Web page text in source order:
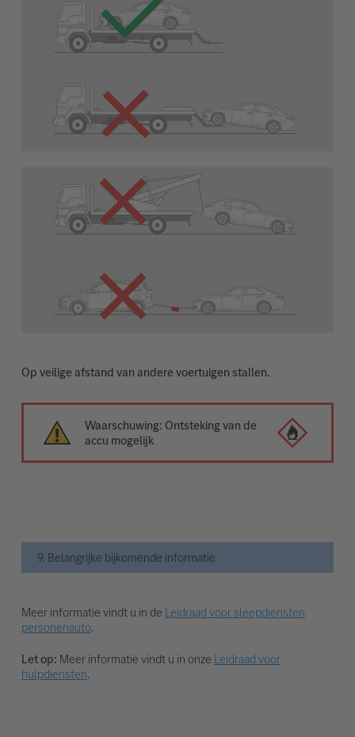
Op veilige afstand van andere voertuigen stallen.
Waarschuwing: Ontsteking van de
accu mogelijk
9. Belangrijke bijkomende informatie
Meer informatie vindt u in de Leidraad voor sleepdiensten
personenauto.
Let op: Meer informatie vindt u in onze Leidraad voor
hulpdiensten.